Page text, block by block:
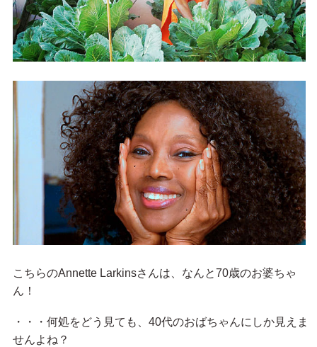
こちらのAnnette Larkinsさんは、なんと70歳のお婆ちゃ
ん！
・・・何処をどう見ても、40代のおばちゃんにしか見えま
せんよね？